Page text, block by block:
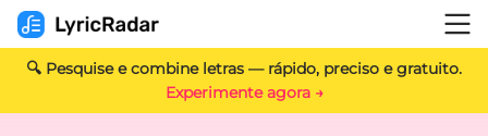
🔍 Pesquise e combine letras — rápido, preciso e gratuito.
Experimente agora →